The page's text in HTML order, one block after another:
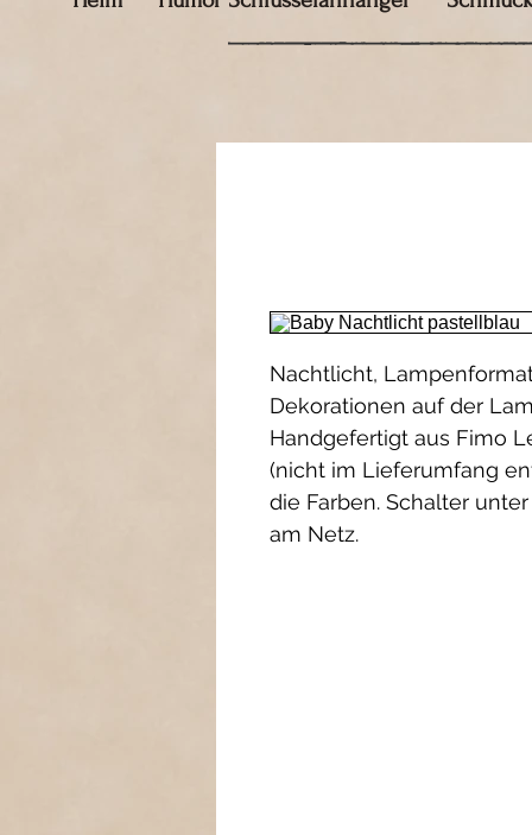
Nachtlicht,
Dekorationen auf der
Handgefertigt aus Fimo
(nicht im Lieferumfang
die Farben. Schalter
am Netz.